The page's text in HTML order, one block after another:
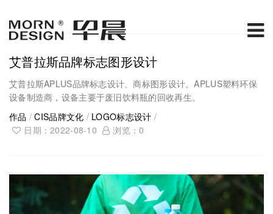
艾普拉斯品牌标志图形设计
艾普拉斯APLUS品牌标志设计、商标图形设计。APLUS塑料环保
设备制造商，设备主要于废旧饮料瓶的回收再生。
作品 /CIS品牌文化 / LOGO标志设计 /
日期：2022-08-10
浏览：0